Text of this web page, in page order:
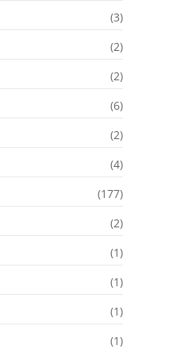
(3)
(2)
(2)
(6)
(2)
(4)
(177)
(2)
(1)
(1)
(1)
(1)